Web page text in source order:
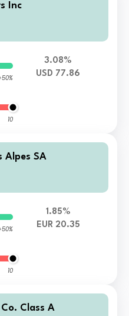
Inc
10
3.08%
USD 77.86
Alpes SA
10
1.85%
EUR 20.35
Class A